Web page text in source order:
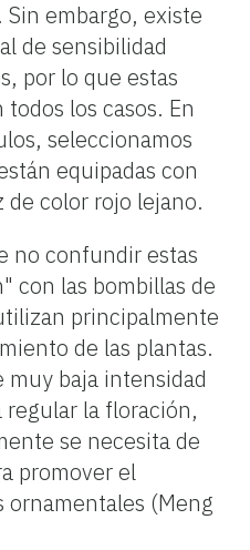
embargo, existe
de sensibilidad
por lo que estas
los casos. En
seleccionamos
equipadas con
de color rojo lejano.
no confundir estas
con las bombillas de
principalmente
de las plantas.
muy baja intensidad
regular la floración,
se necesita de
promover el
(Meng